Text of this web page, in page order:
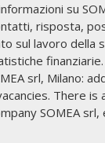
su
risposta,
sul lavoro della
srl, Milano:
There
SOMEA srl,